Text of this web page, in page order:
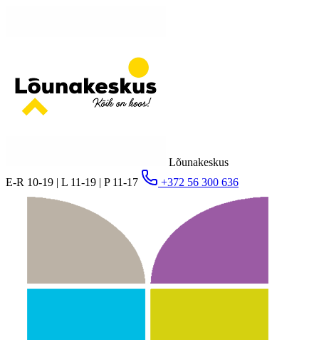
Lõunakeskus
E-R 10-19 | L 11-19 | P 11-17
+372 56 300 636